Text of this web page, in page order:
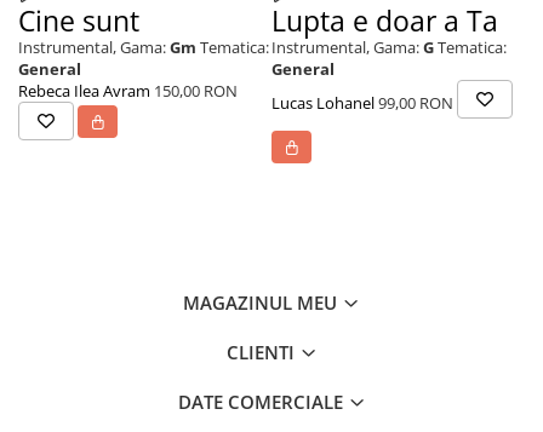
Cine sunt
Instrumental,Gama:Gm Tematica:
General
Rebeca Ilea Avram 150,00 RON
Lupta e doar a Ta
Instrumental,Gama:GTematica:
General
Lucas Lohanel99,00 RON
MAGAZINUL MEU
CLIENTI
DATE COMERCIALE